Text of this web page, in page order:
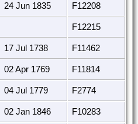
24 Jun 1835 F12208
F12215
17 Jul 1738 F11462
02 Apr 1769 F11814
04 Jul 1779 F2774
02 Jan 1846 F10283